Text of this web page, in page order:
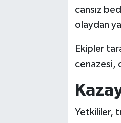
cansız
olaydan
Ekipler
cenazesi,
Yetkililer,